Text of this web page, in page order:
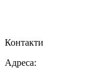
Контакти
Адреса: